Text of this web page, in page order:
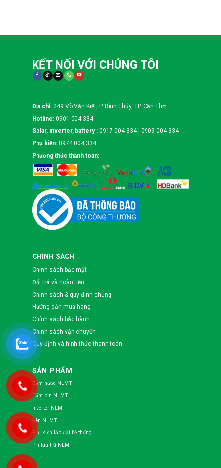
KẾT NỐI VỚI CHÚNG TÔI
Địa chỉ: 249 Võ Văn Kiệt, P. Bình Thủy, TP. Cần Thơ
Hotline: 0901 004 334
Solar, inverter, battery : 0917 004 334 | 0909 004 334
Phụ kiện: 0974 004 334
Phương thức thanh toán:
CHÍNH SÁCH
Chính sách bảo mật
Đổi trả và hoàn tiền
Chính sách & quy định chung
Hướng dẫn mua hàng
Chính sách bảo hành
Chính sách vận chuyển
Quy định và hình thức thanh toán
SẢN PHẨM
Bơm nước NLMT
Tấm pin NLMT
Inverter NLMT
Đèn NLMT
Phụ kiện lắp đặt hệ thống
Pin lưu trữ NLMT